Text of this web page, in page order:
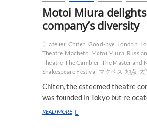
Motoi Miura
company’s diversity
atelier Chiten Good-bye London
Theatre Macbeth Motoi Miura
Theatre The Gambler The Master and
Shakespeare Festival マクベス 地点 太
Chiten, the esteemed theatre
was founded in Tokyo but
READ MOREMotoi